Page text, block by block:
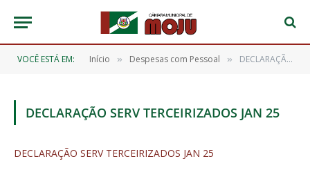
VOCÊ ESTÁ EM: Início » Despesas com Pessoal » DECLARAÇÃO SERV TERCEIRIZADOS JAN 25
DECLARAÇÃO SERV TERCEIRIZADOS JAN 25
DECLARAÇÃO SERV TERCEIRIZADOS JAN 25